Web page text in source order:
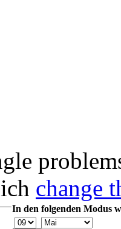
change
In den folgenden Modus